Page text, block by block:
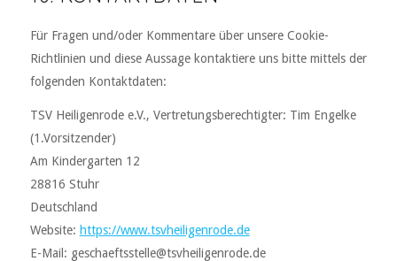
Für Fragen und/oder Kommentare über unsere Cookie-
Richtlinien und diese Aussage kontaktiere uns bitte mittels der
folgenden Kontaktdaten:
TSV Heiligenrode e.V., Vertretungsberechtigter: Tim Engelke
(1.Vorsitzender)
Am Kindergarten 12
28816 Stuhr
Deutschland
Website: https://www.tsvheiligenrode.de
E-Mail: geschaeftsstelle@tsvheiligenrode.de